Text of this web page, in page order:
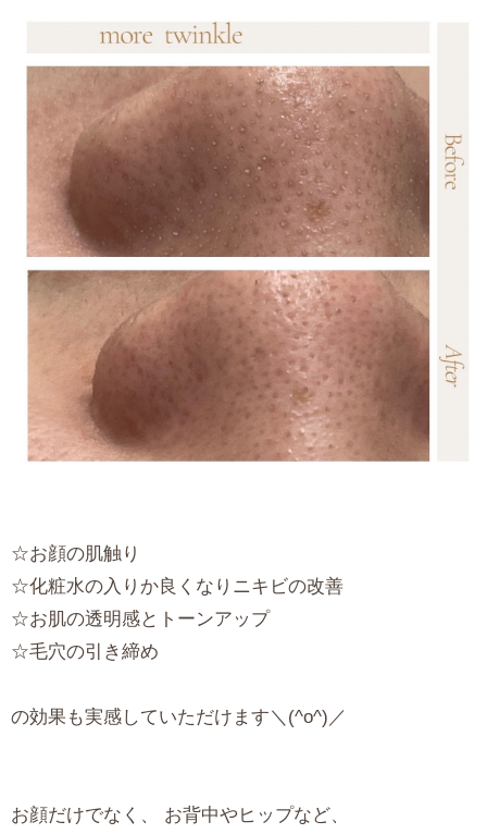
☆お顔の肌触り
☆化粧水の入りか良くなりニキビの改善
☆お肌の透明感とトーンアップ
☆毛穴の引き締め
の効果も実感していただけます＼(^o^)／
お顔だけでなく、 お背中やヒップなど、